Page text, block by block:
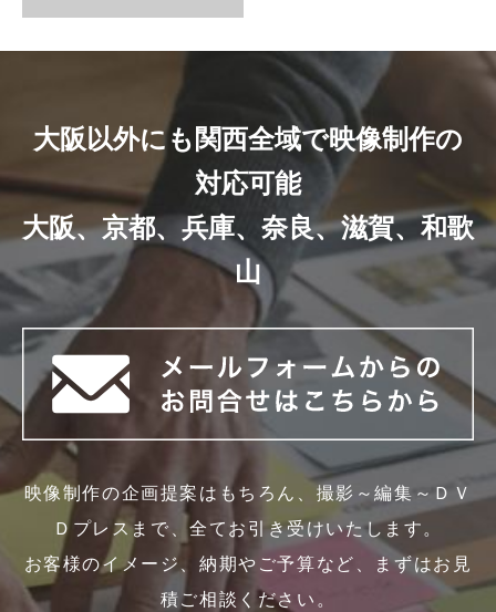
大阪以外にも関西全域で映像制作の
対応可能
大阪、京都、兵庫、奈良、滋賀、和歌
山
映像制作の企画提案はもちろん、撮影～編集～ＤＶ
Ｄプレスまで、全てお引き受けいたします。
お客様のイメージ、納期やご予算など、まずはお見
積ご相談ください。